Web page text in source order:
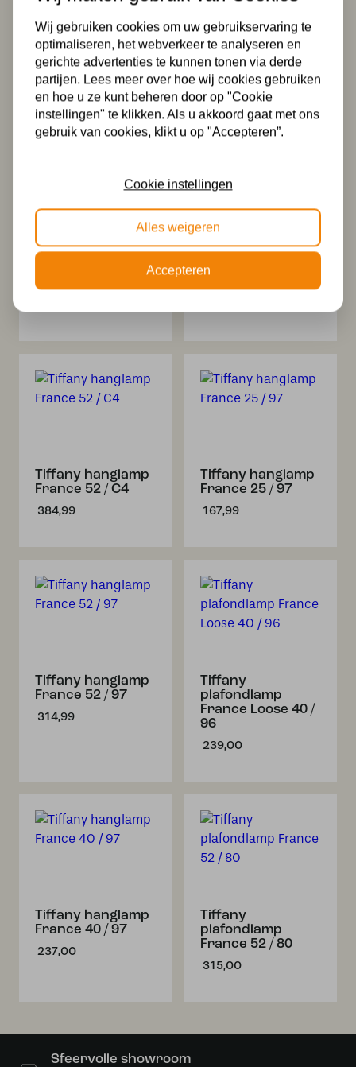
Tiffany hanglamp
France 25 – snoer
149,99
Tiffany kap Ø
42cm France
199,99
25cm France
Tiffany kap Ø
Tiffany hanglamp
France 52 / C4
384,99
Tiffany hanglamp
France 25 / 97
167,99
Tiffany hanglamp
France 52 / 97
314,99
Tiffany
plafondlamp
France Loose 40 /
96
239,00
Tiffany hanglamp
France 40 / 97
237,00
Tiffany
plafondlamp
France 52 / 80
315,00
Sfeervolle showroom
Wij gebruiken cookies om uw gebruikservaring te
optimaliseren, het webverkeer te analyseren en
gerichte advertenties te kunnen tonen via derde
partijen. Lees meer over hoe wij cookies gebruiken
en hoe u ze kunt beheren door op "Cookie
instellingen" te klikken. Als u akkoord gaat met ons
gebruik van cookies, klikt u op "Accepteren”.
Cookie instellingen
Alles weigeren
Accepteren